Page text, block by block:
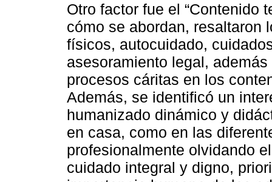
Otro factor fue el “Contenido
cómo se abordan, resaltaron
físicos, autocuidado,
asesoramiento legal,
procesos cáritas en los
Además, se identificó un
humanizado dinámico y
en casa, como en las
profesionalmente olvidando
cuidado integral y digno,